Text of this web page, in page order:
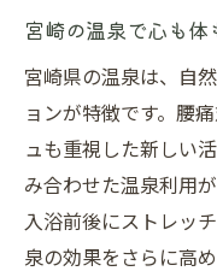
最新研究か
温泉利用で
腰痛ケア
実践的な温
温泉利用に
め
宮崎の温泉で心も体
宮崎県の温泉は、自
ョンが特徴です。腰
ュも重視した新しい
み合わせた温泉利用
入浴前後にストレッ
泉の効果をさらに高